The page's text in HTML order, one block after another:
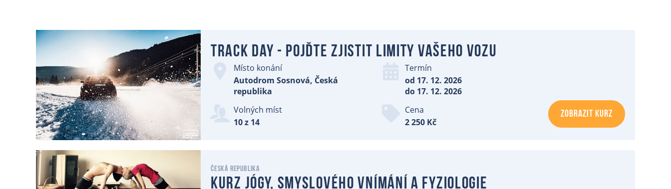
Track Day - pojďte zjistit limity vašeho vozu
Místo konání
Autodrom Sosnová, Česká
republika
Termín
od 17. 12. 2026
do 17. 12. 2026
Volných míst
10 z 14
Cena
2 250 Kč
ZOBRAZIT KURZ
Česká republika
Kurz jógy, smyslového vnímání a fyziologie